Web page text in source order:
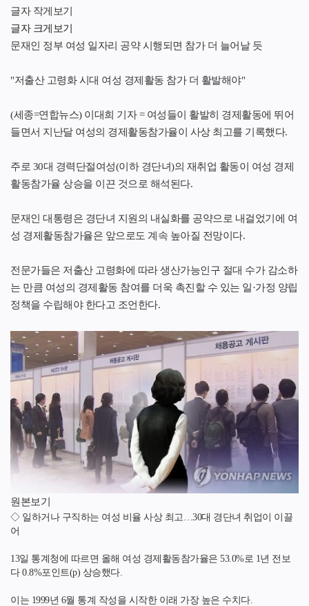
글자 작게보기
글자 크게보기
문재인 정부 여성 일자리 공약 시행되면 참가 더 늘어날 듯
"저출산 고령화 시대 여성 경제활동 참가 더 활발해야"
(세종=연합뉴스) 이대희 기자 = 여성들이 활발히 경제활동에 뛰어
들면서 지난달 여성의 경제활동참가율이 사상 최고를 기록했다.
주로 30대 경력단절여성(이하 경단녀)의 재취업 활동이 여성 경제
활동참가율 상승을 이끈 것으로 해석된다.
문재인 대통령은 경단녀 지원의 내실화를 공약으로 내걸었기에 여
성 경제활동참가율은 앞으로도 계속 높아질 전망이다.
전문가들은 저출산 고령화에 따라 생산가능인구 절대 수가 감소하
는 만큼 여성의 경제활동 참여를 더욱 촉진할 수 있는 일·가정 양립
정책을 수립해야 한다고 조언한다.
원본보기
◇ 일하거나 구직하는 여성 비율 사상 최고…30대 경단녀 취업이 이끌
어
13일 통계청에 따르면 올해 여성 경제활동참가율은 53.0%로 1년 전보
다 0.8%포인트(p) 상승했다.
이는 1999년 6월 통계 작성을 시작한 이래 가장 높은 수치다.